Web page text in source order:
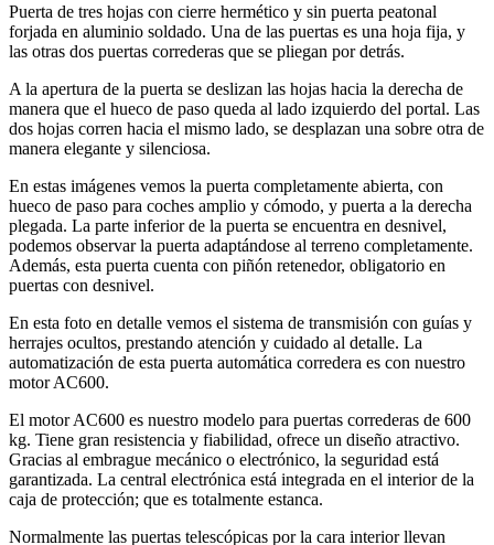
Puerta de tres hojas con cierre hermético y sin puerta peatonal
forjada en aluminio soldado. Una de las puertas es una hoja fija, y
las otras dos puertas correderas que se pliegan por detrás.
A la apertura de la puerta se deslizan las hojas hacia la derecha de
manera que el hueco de paso queda al lado izquierdo del portal. Las
dos hojas corren hacia el mismo lado, se desplazan una sobre otra de
manera elegante y silenciosa.
En estas imágenes vemos la puerta completamente abierta, con
hueco de paso para coches amplio y cómodo, y puerta a la derecha
plegada. La parte inferior de la puerta se encuentra en desnivel,
podemos observar la puerta adaptándose al terreno completamente.
Además, esta puerta cuenta con piñón retenedor, obligatorio en
puertas con desnivel.
En esta foto en detalle vemos el sistema de transmisión con guías y
herrajes ocultos, prestando atención y cuidado al detalle. La
automatización de esta puerta automática corredera es con nuestro
motor AC600.
El motor AC600 es nuestro modelo para puertas correderas de 600
kg. Tiene gran resistencia y fiabilidad, ofrece un diseño atractivo.
Gracias al embrague mecánico o electrónico, la seguridad está
garantizada. La central electrónica está integrada en el interior de la
caja de protección; que es totalmente estanca.
Normalmente las puertas telescópicas por la cara interior llevan